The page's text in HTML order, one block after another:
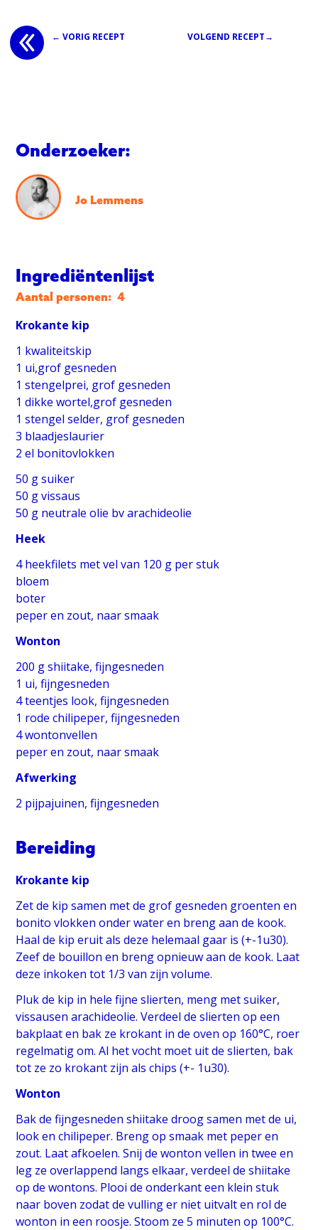
← VORIG RECEPT VOLGEND RECEPT→
Ingrediëntenlijst
Aantal personen: 4
Krokante kip
1 kwaliteitskip
1 ui,grof gesneden
1 stengelprei, grof gesneden
1 dikke wortel,grof gesneden
1 stengel selder, grof gesneden
3 blaadjeslaurier
2 el bonitovlokken
50 g suiker
50 g vissaus
50 g neutrale olie bv arachideolie
Heek
4 heekfilets met vel van 120 g per stuk
bloem
boter
peper en zout, naar smaak
Wonton
200 g shiitake, fijngesneden
1 ui, fijngesneden
4 teentjes look, fijngesneden
1 rode chilipeper, fijngesneden
4 wontonvellen
peper en zout, naar smaak
Afwerking
2 pijpajuinen, fijngesneden
Onderzoeker:
Jo Lemmens
Bereiding
Krokante kip
Zet de kip samen met de grof gesneden groenten en
bonito vlokken onder water en breng aan de kook.
Haal de kip eruit als deze helemaal gaar is (+-1u30).
Zeef de bouillon en breng opnieuw aan de kook. Laat
deze inkoken tot 1/3 van zijn volume.
Pluk de kip in hele fijne slierten, meng met suiker,
vissausen arachideolie. Verdeel de slierten op een
bakplaat en bak ze krokant in de oven op 160°C, roer
regelmatig om. Al het vocht moet uit de slierten, bak
tot ze zo krokant zijn als chips (+- 1u30).
Wonton
Bak de fijngesneden shiitake droog samen met de ui,
look en chilipeper. Breng op smaak met peper en
zout. Laat afkoelen. Snij de wonton vellen in twee en
leg ze overlappend langs elkaar, verdeel de shiitake
op de wontons. Plooi de onderkant een klein stuk
naar boven zodat de vulling er niet uitvalt en rol de
wonton in een roosje. Stoom ze 5 minuten op 100°C.